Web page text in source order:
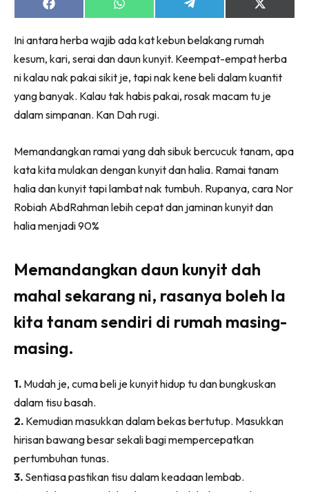
Bilik Tidur
Dapur
Ruang Makan
Make Over
Bilik Air
Bilik Tidur
Ruang Makan
Ruang Tamu
Menarik Lagi
Destinasi
Hotel
Buat Sendiri
Ilham Impiana
Ilham Impiana 360
Share
on
Share
on
Share
on
Share
on
(Twitter)
Ini antara herba wajib ada kat kebun belakang rumah
kesum, kari, serai dan daun kunyit. Keempat-empat herba
ni kalau nak pakai sikit je, tapi nak kene beli dalam kuantit
yang banyak. Kalau tak habis pakai, rosak macam tu je
dalam simpanan. Kan Dah rugi.
Memandangkan ramai yang dah sibuk bercucuk tanam, apa
kata kita mulakan dengan kunyit dan halia. Ramai tanam
halia dan kunyit tapi lambat nak tumbuh. Rupanya, cara Nor
Robiah AbdRahman lebih cepat dan jaminan kunyit dan
halia menjadi 90%
Memandangkan daun kunyit dah
mahal sekarang ni, rasanya boleh la
kita tanam sendiri di rumah masing-
masing.
1. Mudah je, cuma beli je kunyit hidup tu dan bungkuskan
dalam tisu basah.
2. Kemudian masukkan dalam bekas bertutup. Masukkan
hirisan bawang besar sekali bagi mempercepatkan
pertumbuhan tunas.
3. Sentiasa pastikan tisu dalam keadaan lembab.